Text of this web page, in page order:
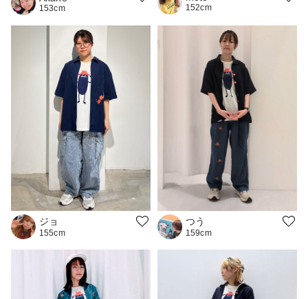
153cm 152cm
ジョ
155cm
つう
159cm